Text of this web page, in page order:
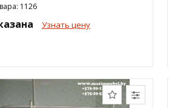
1126
Узнать цену